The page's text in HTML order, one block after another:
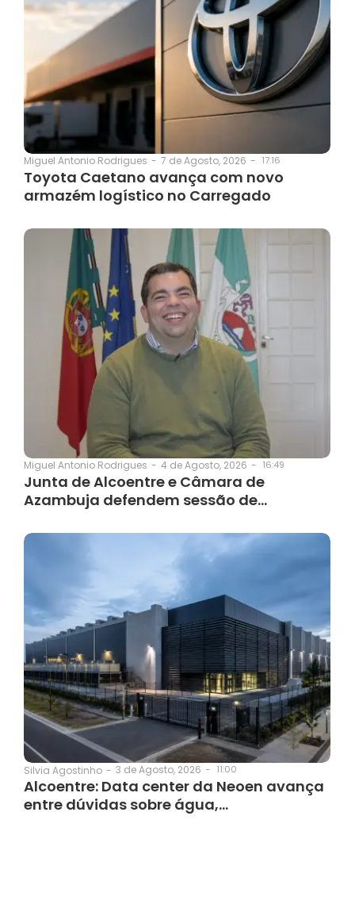
Miguel Antonio Rodrigues - 7 de Agosto, 2026 - 17:16
Toyota Caetano avança com novo
armazém logístico no Carregado
Miguel Antonio Rodrigues - 4 de Agosto, 2026 - 16:49
Junta de Alcoentre e Câmara de
Azambuja defendem sessão de…
Silvia Agostinho - 3 de Agosto, 2026 - 11:00
Alcoentre: Data center da Neoen avança
entre dúvidas sobre água,…